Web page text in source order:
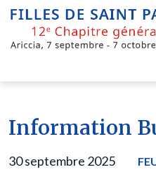
Skip
content
Information
30 septembre 2025